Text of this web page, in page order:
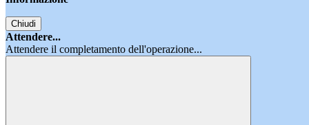
Chiudi
Attendere...
Attendere il completamento dell'operazione...